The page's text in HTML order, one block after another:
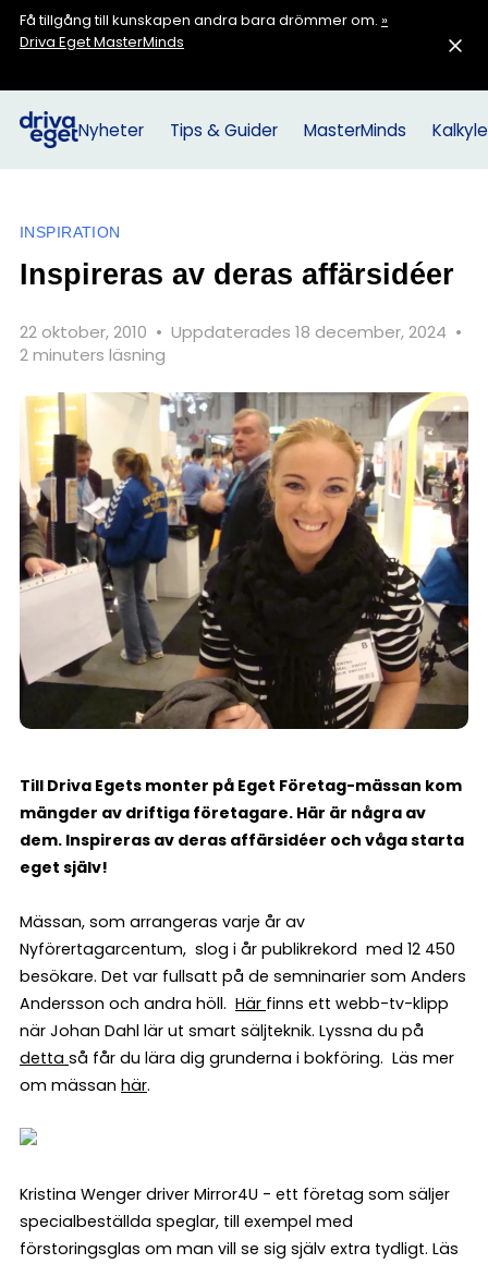
Få tillgång till kunskapen andra bara drömmer om. »
Driva Eget MasterMinds
Nyheter Tips & Guider MasterMinds
INSPIRATION
Inspireras av deras affärsidéer
22 oktober, 2010 • Uppdaterades 18 december, 2024 •
2 minuters läsning
Till Driva Egets monter på Eget Företag-mässan kom
mängder av driftiga företagare. Här är några av
dem. Inspireras av deras affärsidéer och våga starta
eget själv!
Mässan, som arrangeras varje år av
Nyförertagarcentum, slog i år publikrekord med 12 450
besökare. Det var fullsatt på de semninarier som Anders
Andersson och andra höll. Här finns ett webb-tv-klipp
när Johan Dahl lär ut smart säljteknik. Lyssna du på
detta så får du lära dig grunderna i bokföring. Läs mer
om mässan här.
Kristina Wenger driver Mirror4U - ett företag som säljer
specialbeställda speglar, till exempel med
förstoringsglas om man vill se sig själv extra tydligt. Läs